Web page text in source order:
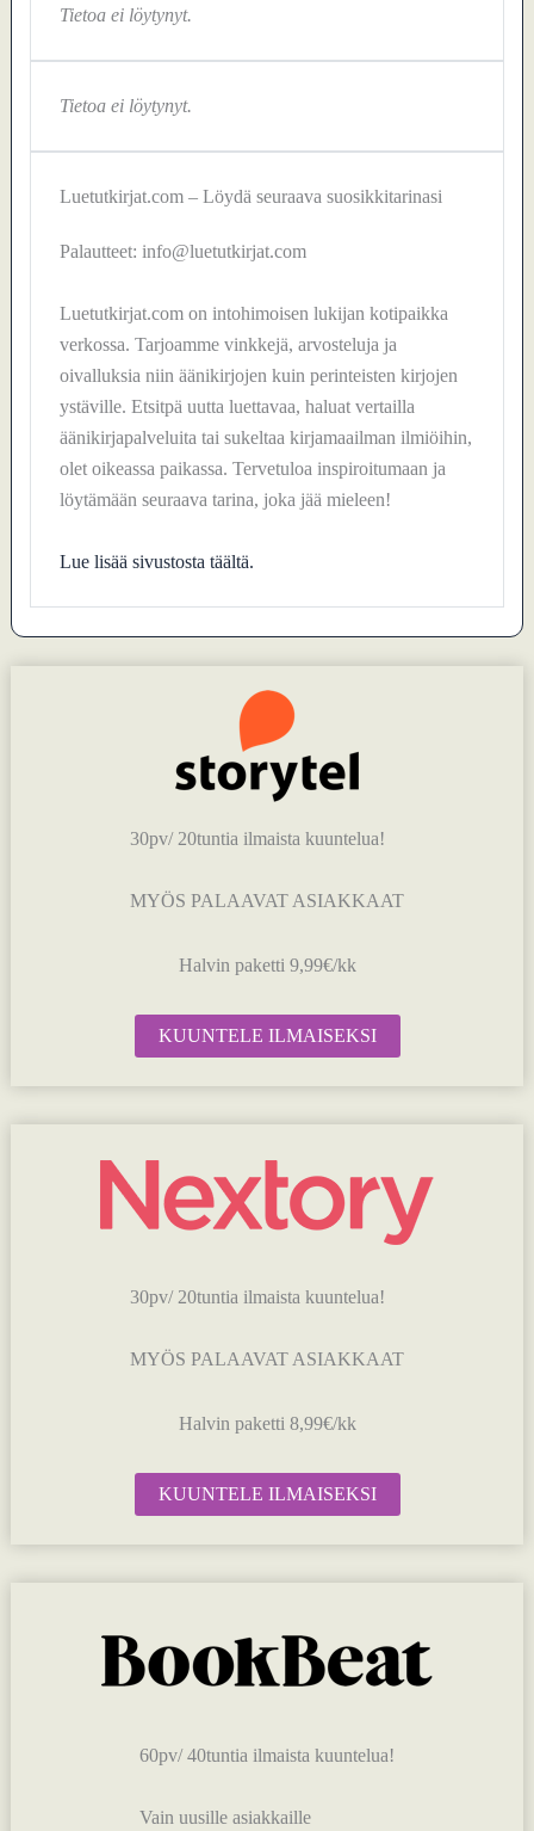
Tietoa ei löytynyt.
Tietoa ei löytynyt.
Luetutkirjat.com – Löydä seuraava suosikkitarinasi
Palautteet: info@luetutkirjat.com
Luetutkirjat.com on intohimoisen lukijan kotipaikka
verkossa. Tarjoamme vinkkejä, arvosteluja ja
oivalluksia niin äänikirjojen kuin perinteisten kirjojen
ystäville. Etsitpä uutta luettavaa, haluat vertailla
äänikirjapalveluita tai sukeltaa kirjamaailman ilmiöihin,
olet oikeassa paikassa. Tervetuloa inspiroitumaan ja
löytämään seuraava tarina, joka jää mieleen!
Lue lisää sivustosta täältä.
30pv/ 20tuntia ilmaista kuuntelua!
MYÖS PALAAVAT ASIAKKAAT
Halvin paketti 9,99€/kk
KUUNTELE ILMAISEKSI
30pv/ 20tuntia ilmaista kuuntelua!
MYÖS PALAAVAT ASIAKKAAT
Halvin paketti 8,99€/kk
KUUNTELE ILMAISEKSI
60pv/ 40tuntia ilmaista kuuntelua!
Vain uusille asiakkaille